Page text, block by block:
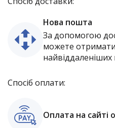
Нова пошта
За допомогою
можете
найвіддаленіших
Спосіб оплати:
Оплата на сайті